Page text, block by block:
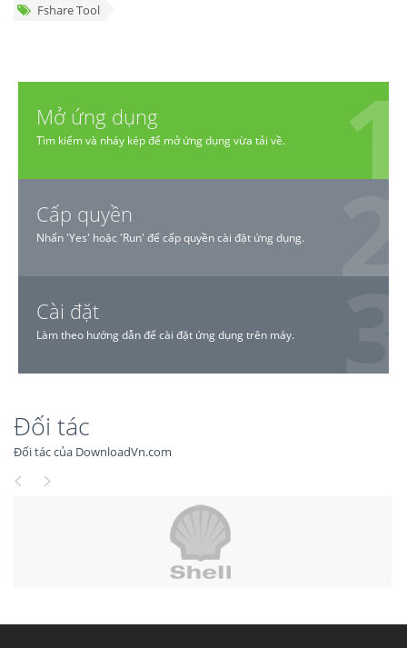
Fshare Tool
Mở ứng dụng
Tìm kiếm và nháy kép để mở ứng dụng vừa tải về.
Cấp quyền
Nhấn 'Yes' hoặc 'Run' để cấp quyền cài đặt ứng dụng.
Cài đặt
Làm theo hướng dẫn để cài đặt ứng dụng trên máy.
Đối tác
Đối tác của DownloadVn.com